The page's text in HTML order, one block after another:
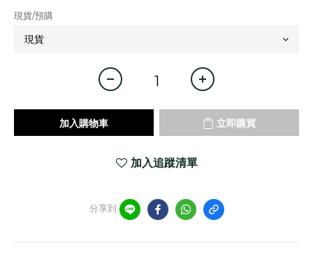
現貨/預購
加入購物車 立即購買
加入追蹤清單
分享到